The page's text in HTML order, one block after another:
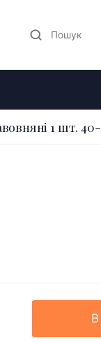
Пошук
1 шт. 40-